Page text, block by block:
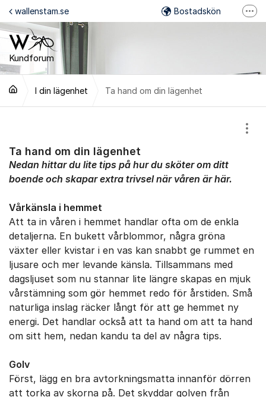
Hoppa till innehåll
Kundforum
wallenstam.se Bostadskön
Wallenstam på Facebook
Wallenstam på Instagram
I din lägenhet Ta hand om din lägenhet
Ta hand om din lägenhet
Nedan hittar du lite tips på hur du sköter om ditt
boende och skapar extra trivsel när våren är här.
Vårkänsla i hemmet
Att ta in våren i hemmet handlar ofta om de enkla
detaljerna. En bukett vårblommor, några gröna
växter eller kvistar i en vas kan snabbt ge rummet en
ljusare och mer levande känsla. Tillsammans med
dagsljuset som nu stannar lite längre skapas en mjuk
vårstämning som gör hemmet redo för årstiden. Små
naturliga inslag räcker långt för att ge hemmet ny
energi. Det handlar också att ta hand om att ta hand
om sitt ​hem, nedan kandu ta del av några tips.
Golv
Först, lägg en bra avtorkningsmatta innanför dörren
att torka av skorna på. Det skyddar golven från